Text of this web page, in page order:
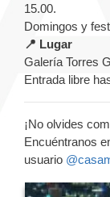
15.00.
Domingos y
📍 Lugar
Galería Torres
Entrada libre
¡No olvides
Encuéntranos
usuario